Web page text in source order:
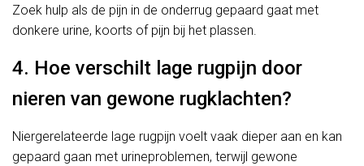
Zoek hulp als de pijn in de onderrug gepaard gaat met
donkere urine, koorts of pijn bij het plassen.
4. Hoe verschilt lage rugpijn door
nieren van gewone rugklachten?
Niergerelateerde lage rugpijn voelt vaak dieper aan en kan
gepaard gaan met urineproblemen, terwijl gewone